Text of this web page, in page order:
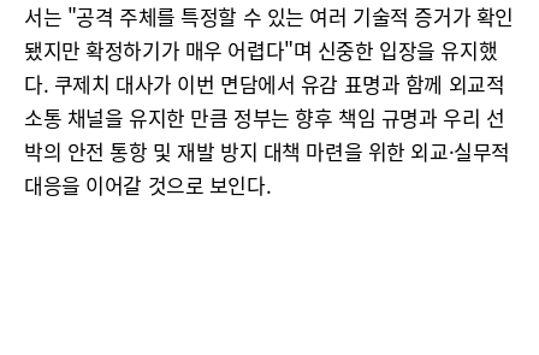
서는 "공격 주체를 특정할 수 있는 여러 기술적 증거가 확인
됐지만 확정하기가 매우 어렵다"며 신중한 입장을 유지했
다. 쿠제치 대사가 이번 면담에서 유감 표명과 함께 외교적
소통 채널을 유지한 만큼 정부는 향후 책임 규명과 우리 선
박의 안전 통항 및 재발 방지 대책 마련을 위한 외교·실무적
대응을 이어갈 것으로 보인다.